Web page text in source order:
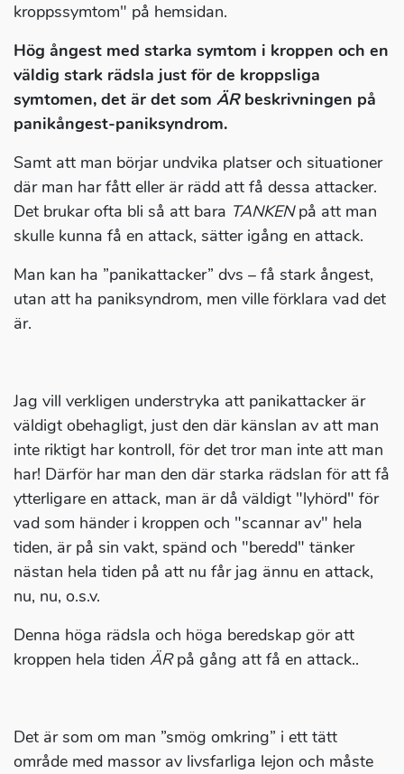
kroppssymtom" på hemsidan.
Hög ångest med starka symtom i kroppen och en
väldig stark rädsla just för de kroppsliga
symtomen, det är det som ÄRbeskrivningen på
panikångest-paniksyndrom.
Samt att man börjar undvika platser och situationer
där man har fått eller är rädd att få dessa attacker.
Det brukar ofta bli så att bara TANKENpå att man
skulle kunna få en attack, sätter igång en attack.
Man kan ha ”panikattacker” dvs – få stark ångest,
utan att ha paniksyndrom, men ville förklara vad det
är.
Jag vill verkligen understryka att panikattacker är
väldigt obehagligt, just den där känslan av att man
inte riktigt har kontroll, för det tror man inte att man
har! Därför har man den där starka rädslan för att få
ytterligare en attack, man är då väldigt "lyhörd" för
vad som händer i kroppen och "scannar av" hela
tiden, är på sin vakt, spänd och "beredd" tänker
nästan hela tiden på att nu får jag ännu en attack,
nu, nu, o.s.v.
Denna höga rädsla och höga beredskap gör att
kroppen hela tiden ÄRpå gång att få en attack..
Det är som om man ”smög omkring” i ett tätt
område med massor av livsfarliga lejon och måste